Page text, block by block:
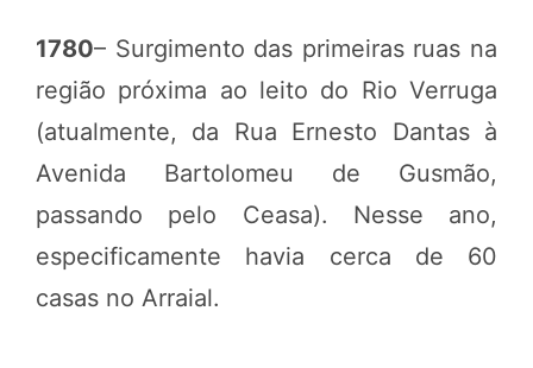
1780– Surgimento das primeiras ruas na
região próxima ao leito do Rio Verruga
(atualmente, da Rua Ernesto Dantas à
Avenida Bartolomeu de Gusmão,
passando pelo Ceasa). Nesse ano,
especificamente havia cerca de 60
casas no Arraial.